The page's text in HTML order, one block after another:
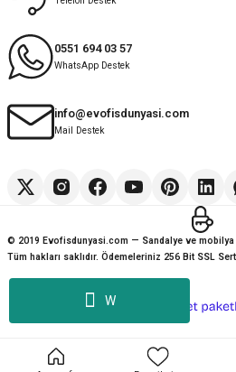
W
0551 694 03 57
WhatsApp Destek
info@evofisdunyasi.com
Mail Destek
© 2019 Evofisdunyasi.com — Sandalye ve
Tüm hakları saklıdır. Ödemeleriniz 256 Bit SSL